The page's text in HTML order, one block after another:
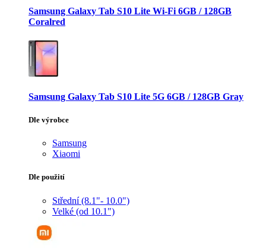
Samsung Galaxy Tab S10 Lite Wi-Fi 6GB / 128GB
Coralred
Samsung Galaxy Tab S10 Lite 5G 6GB / 128GB Gray
Dle výrobce
Samsung
Xiaomi
Dle použití
Střední (8.1"- 10.0")
Velké (od 10.1")